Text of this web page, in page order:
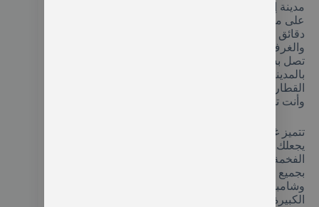
مدينة إسطنبول متواجد في وسط المدينة ويطل مباشرة
على مضيق البسفور تفصله مسافة صغيرة حوالي عدة
دقائق عن قصر دولمة بهجة ويضم عدد من الاجنحة
والغرف الفاخرة، ذات التصميمات الراقية يمكنك أن
تصل بسهولة من هذا الفندق إلى الجانب الآسيوي
بالمدينة ومنطقة أورتاكوي وتراك كاباتس ومحطة
وأنت تقيم به ستكون قريب من كل شيء حولك.
تتميز غرف هذا الفندق عن غيره بالأثاث الفاخر الذي
يجعلك تشعر وكأنك تعيش في أحد القصور العثمانية
الفخمة، والحمامات الخاصة المغطاة بالرخام ومزودة
بجميع مستلزمات الاستحمام من مناشف وصابون
وشامبو مجانا مع غرف الجلوس التي تضم شاشة التلفاز
الكبيرة وماكينة صناعة الاسبريسو والشاي.